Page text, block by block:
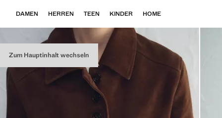
Zum Hauptinhalt wechseln
DAMEN HERREN TEEN KINDER HOME